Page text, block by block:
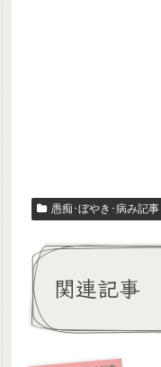
愚痴･ぼやき･病み記事
関連記事